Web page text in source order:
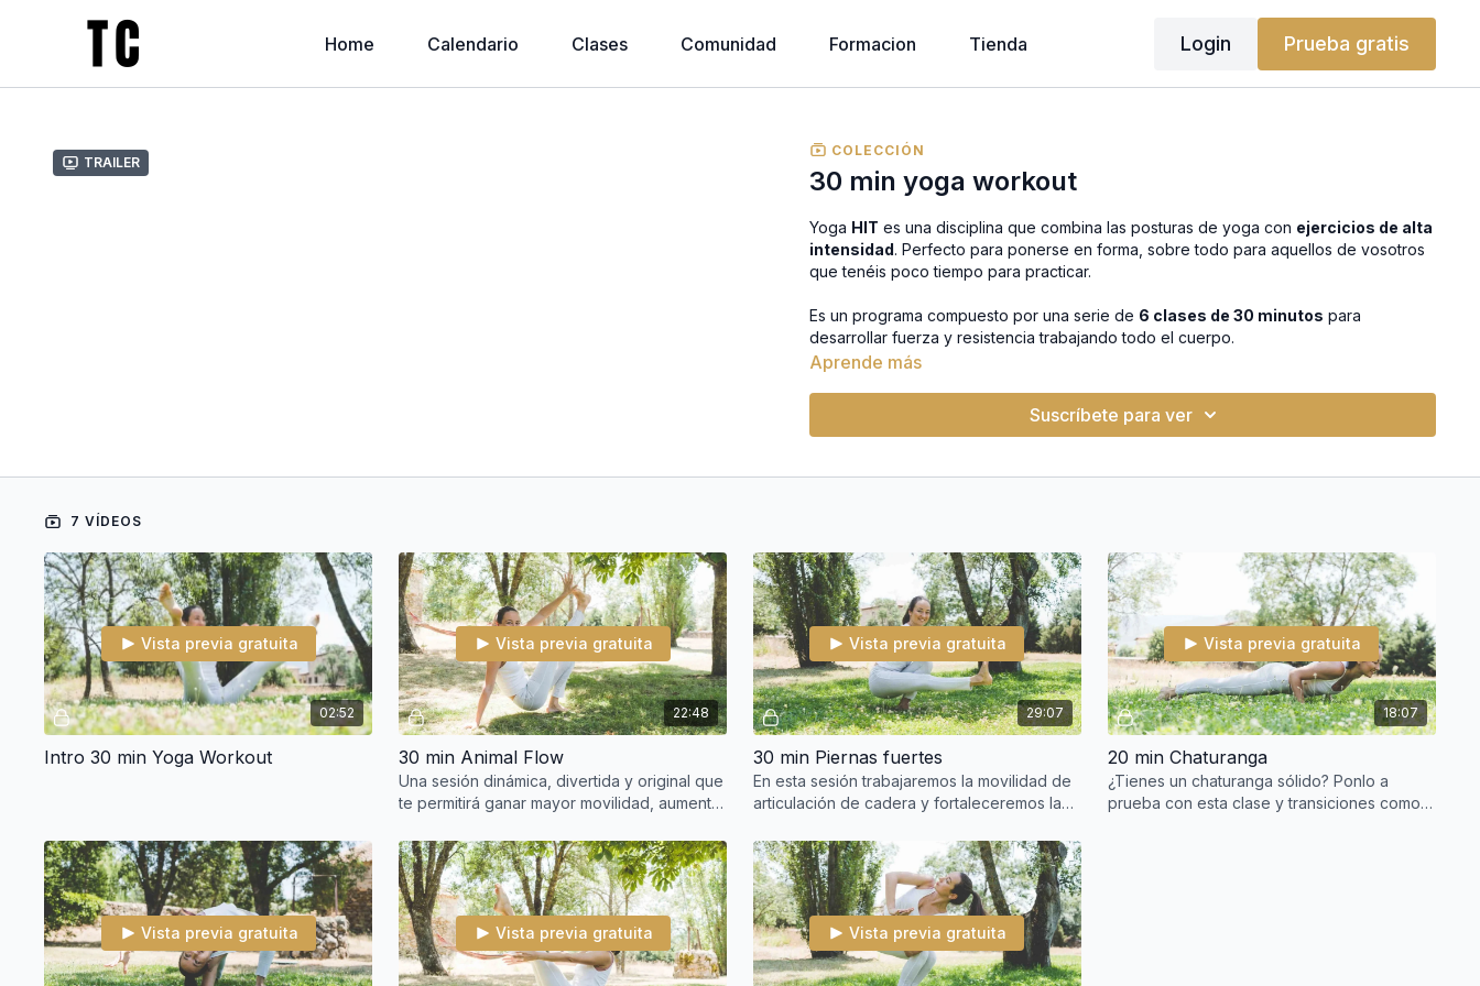
Home Calendario Clases Comunidad Formacion Tienda Login Prueba gratis
Trailer
COLECCIÓN
30 min yoga workout
Yoga HIT es una disciplina que combina las posturas de yoga con ejercicios de alta
intensidad. Perfecto para ponerse en forma, sobre todo para aquellos de vosotros
que tenéis poco tiempo para practicar.
Es un programa compuesto por una serie de 6 clases de 30 minutos para
desarrollar fuerza y resistencia trabajando todo el cuerpo.
Aprende más
Suscríbete para ver
7 VÍDEOS
02:52
Vista previa gratuita
Intro 30 min Yoga Workout
22:48
Vista previa gratuita
30 min Animal Flow
Una sesión dinámica, divertida y original que
te permitirá ganar mayor movilidad, aumentar
Transic
29:07
Vista previa gratuita
30 min Piernas fuertes
En esta sesión trabajaremos la movilidad de
articulación de cadera y fortaleceremos la
rudrasana, o
18:07
Vista previa gratuita
20 min Chaturanga
¿Tienes un chaturanga sólido? Ponlo a
prueba con esta clase y transiciones como
Vista previa gratuita Vista previa gratuita Vista previa gratuita